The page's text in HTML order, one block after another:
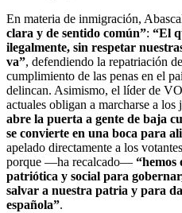
En materia de inmigración,
clara y de sentido común”: “El
ilegalmente, sin respetar
va”, defendiendo la repatriación
cumplimiento de las penas en el
delincan. Asimismo, el líder de
actuales obligan a marcharse a los
abre la puerta a gente de baja
se convierte en una boca para
apelado directamente a los
porque —ha recalcado— “hemos
patriótica y social para
salvar a nuestra patria y para
española”.